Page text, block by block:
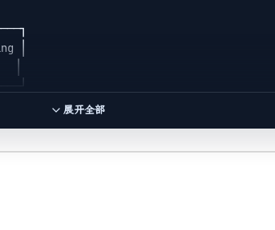
│                        │
│
展开全部